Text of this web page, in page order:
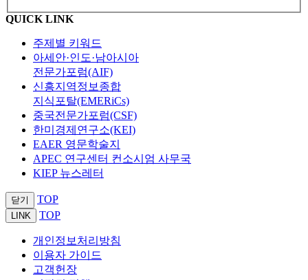
QUICK LINK
주제별 키워드
아세안·인도·남아시아
전문가포럼(AIF)
신흥지역정보종합
지식포탈(EMERiCs)
중국전문가포럼(CSF)
한미경제연구소(KEI)
EAER 영문학술지
APEC 연구센터 컨소시엄 사무국
KIEP 뉴스레터
닫기 TOP
LINK TOP
개인정보처리방침
이용자 가이드
고객헌장